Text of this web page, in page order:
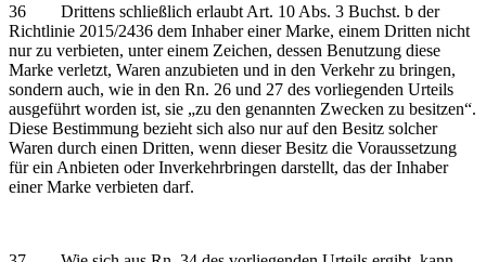
36 Drittens schließlich erlaubt Art. 10 Abs. 3 Buchst. b der
Richtlinie 2015/2436 dem Inhaber einer Marke, einem Dritten nicht
nur zu verbieten, unter einem Zeichen, dessen Benutzung diese
Marke verletzt, Waren anzubieten und in den Verkehr zu bringen,
sondern auch, wie in den Rn. 26 und 27 des vorliegenden Urteils
ausgeführt worden ist, sie „zu den genannten Zwecken zu besitzen“.
Diese Bestimmung bezieht sich also nur auf den Besitz solcher
Waren durch einen Dritten, wenn dieser Besitz die Voraussetzung
für ein Anbieten oder Inverkehrbringen darstellt, das der Inhaber
einer Marke verbieten darf.